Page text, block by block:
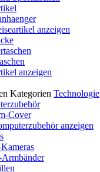
anzeigen
anzeigen
Kategorien Technologie
Cover
anzeigen
Armbänder